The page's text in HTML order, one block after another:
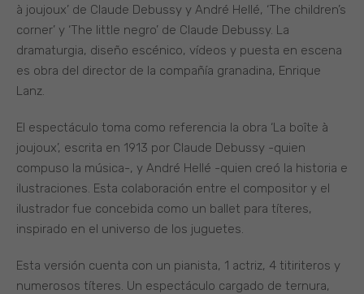
à joujoux’ de Claude Debussy y André Hellé, ‘The children’s
corner’ y ‘The little negro’ de Claude Debussy. La
dramaturgia, diseño escénico, vídeos y puesta en escena
es obra del director de la compañía granadina, Enrique
Lanz.
El espectáculo toma como referencia la obra ‘La boîte à
joujoux’, escrita en 1913 por Claude Debussy -quien
compuso la música-, y André Hellé -quien creó la historia e
ilustraciones. Esta colaboración entre el compositor y el
ilustrador fue concebida como un ballet para títeres,
inspirado en el universo de los juguetes.
Esta versión cuenta con un pianista, 1 actriz, 4 titiriteros y
numerosos títeres. Un espectáculo cargado de ternura,